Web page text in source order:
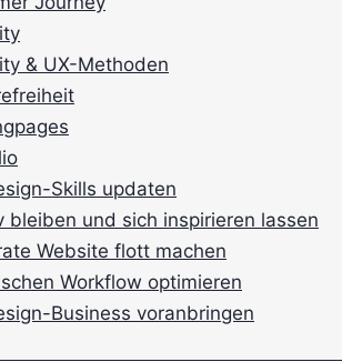
& UX-Methoden
Skills updaten
bleiben und sich inspirieren lassen
Website flott machen
Workflow optimieren
Business voranbringen